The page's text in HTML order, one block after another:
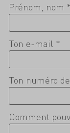
Prénom, nom *
Ton e-mail *
Ton numéro
Comment